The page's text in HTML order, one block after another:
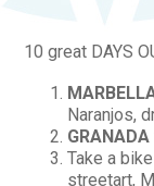
10 great DAYS
Naranjos,
GRANADA
Take a
streetart,